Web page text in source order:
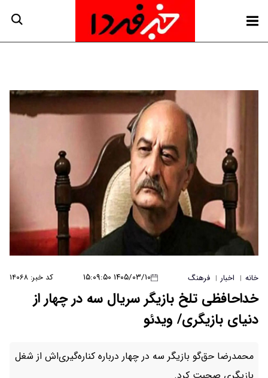
۱۴۰۵/۰۳/۱۰ ۱۵:۰۹:۵۰ کد خبر: ۱۴۰۶۸
سریال سه در چهار از
در چهار درباره کناره‌گیری‌اش از شغل